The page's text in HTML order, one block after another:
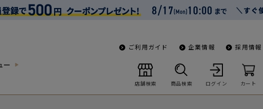
ー
ご利用ガイド 企業情報 採用情報
店舗検索 商品検索 ログイン カート